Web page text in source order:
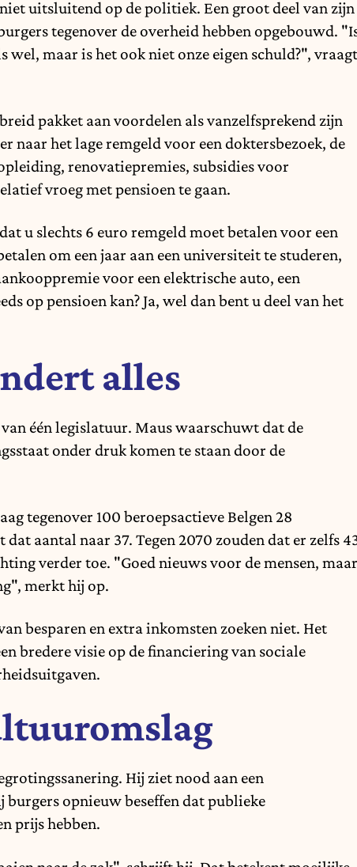
uitsluitend op de politiek. Een groot deel van zijn
tegenover de overheid hebben opgebouwd.
wel, maar is het ook niet onze eigen schuld?", vraagt
pakket aan voordelen als vanzelfsprekend zijn
naar het lage remgeld voor een doktersbezoek, de
renovatiepremies, subsidies voor
vroeg met pensioen te gaan.
u slechts 6 euro remgeld moet betalen voor een
om een jaar aan een universiteit te studeren,
voor een elektrische auto, een
op pensioen kan? Ja, wel dan bent u deel van het
alles
één legislatuur. Maus waarschuwt dat de
onder druk komen te staan door de
tegenover 100 beroepsactieve Belgen 28
aantal naar 37. Tegen 2070 zouden dat er zelfs
verder toe. "Goed nieuws voor de mensen, maar
merkt hij op.
besparen en extra inkomsten zoeken niet. Het
bredere visie op de financiering van sociale
Hij ziet nood aan een
opnieuw beseffen dat publieke
prijs hebben.